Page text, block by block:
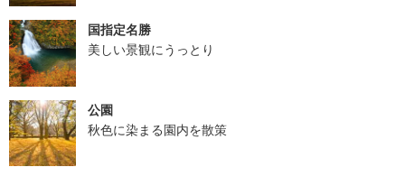
国指定名勝
美しい景観にうっとり
公園
秋色に染まる園内を散策